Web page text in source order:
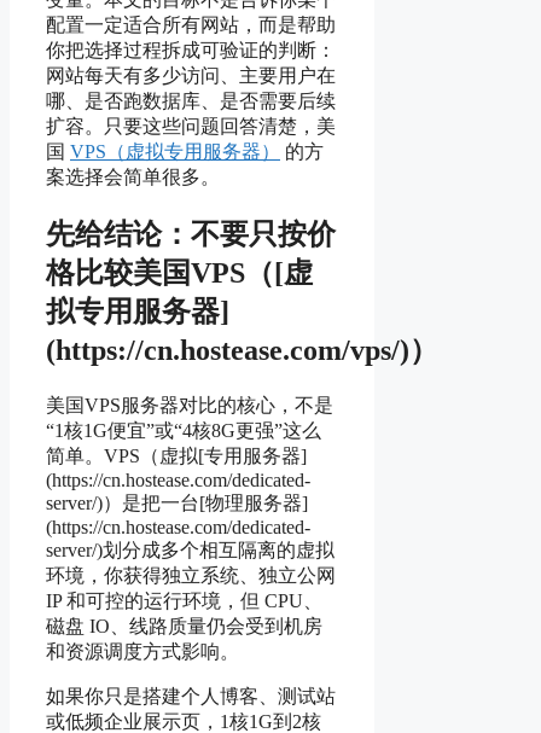
配置一定适合所有网站，而是帮助
你把选择过程拆成可验证的判断：
网站每天有多少访问、主要用户在
哪、是否跑数据库、是否需要后续
扩容。只要这些问题回答清楚，美
国 VPS（虚拟专用服务器）
的方
案选择会简单很多。
先给结论：不要只按价
格比较美国VPS（[虚
拟专用服务器]
(https://cn.hostease.com/vps/)）
美国VPS服务器对比的核心，不是
“1核1G便宜”或“4核8G更强”这么
简单。VPS（虚拟[专用服务器]
(https://cn.hostease.com/dedicated-
server/)）是把一台[物理服务器]
(https://cn.hostease.com/dedicated-
server/)划分成多个相互隔离的虚拟
环境，你获得独立系统、独立公网
IP 和可控的运行环境，但 CPU、
磁盘 IO、线路质量仍会受到机房
和资源调度方式影响。
如果你只是搭建个人博客、测试站
或低频企业展示页，1核1G到2核